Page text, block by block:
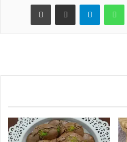
لینکدین واتس آپ اشتراک گذاری از طریق ایمیل